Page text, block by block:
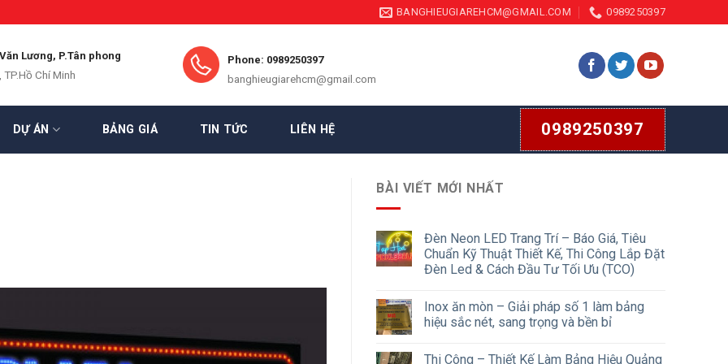
BANGHIEUGIAREHCM@GMAIL.COM 0989250397
Lương, P.Tân phong
TP.Hồ Chí Minh
Phone: 0989250397
banghieugiarehcm@gmail.com
DỰ ÁN BẢNG GIÁ TIN TỨC LIÊN HỆ 0989250397
BÀI VIẾT MỚI NHẤT
Đèn Neon LED Trang Trí – Báo Giá, Tiêu
Chuẩn Kỹ Thuật Thiết Kế, Thi Công Lắp Đặt
Đèn Led & Cách Đầu Tư Tối Ưu (TCO)
Inox ăn mòn – Giải pháp số 1 làm bảng
hiệu sắc nét, sang trọng và bền bỉ
Thi Công – Thiết Kế Làm Bảng Hiệu Quảng